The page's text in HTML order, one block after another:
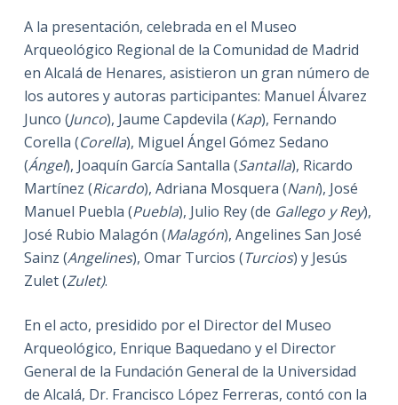
A la presentación, celebrada en el Museo
Arqueológico Regional de la Comunidad de Madrid
en Alcalá de Henares, asistieron un gran número de
los autores y autoras participantes: Manuel Álvarez
Junco (Junco), Jaume Capdevila (Kap), Fernando
Corella (Corella), Miguel Ángel Gómez Sedano
(Ángel), Joaquín García Santalla (Santalla), Ricardo
Martínez (Ricardo), Adriana Mosquera (Nani), José
Manuel Puebla (Puebla), Julio Rey (de Gallego y Rey),
José Rubio Malagón (Malagón), Angelines San José
Sainz (Angelines), Omar Turcios (Turcios) y Jesús
Zulet (Zulet).
En el acto, presidido por el Director del Museo
Arqueológico, Enrique Baquedano y el Director
General de la Fundación General de la Universidad
de Alcalá, Dr. Francisco López Ferreras, contó con la